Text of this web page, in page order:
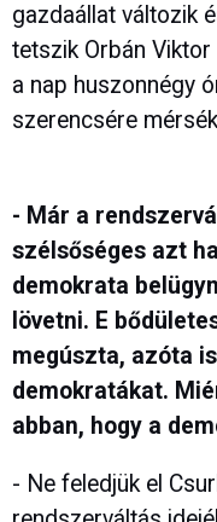
gazdaállat változik
tetszik Orbán
a nap huszonnégy
szerencsére
- Már a
szélsőséges azt
demokrata
lövetni. E
megúszta, azóta
demokratákat.
abban, hogy a
- Ne feledjük el